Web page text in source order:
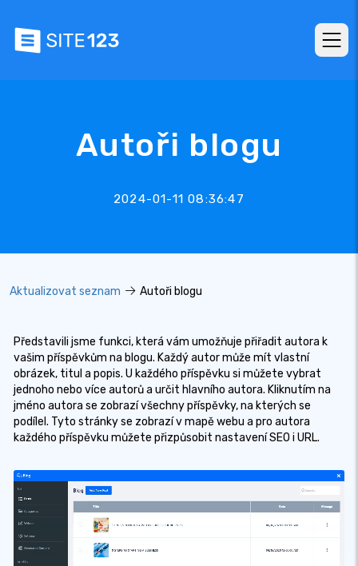
Autoři blogu
2024-01-11 08:36:47
Aktualizovat seznam Autoři blogu
Představili jsme funkci, která vám umožňuje přiřadit autora k
vašim příspěvkům na blogu. Každý autor může mít vlastní
obrázek, titul a popis. U každého příspěvku si můžete vybrat
jednoho nebo více autorů a určit hlavního autora. Kliknutím na
jméno autora se zobrazí všechny příspěvky, na kterých se
podílel. Tyto stránky se zobrazí v mapě webu a pro autora
každého příspěvku můžete přizpůsobit nastavení SEO i URL.